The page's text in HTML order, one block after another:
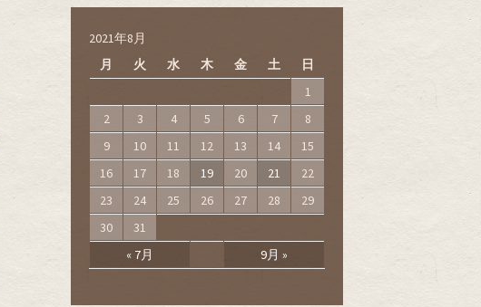
2021年8月
月
火 水 木 金 土 日
« 7月 9月 »
1
2
3 4 5 6 7
8
9
10 11 12 13 14
15
16
17 18 19 20 21
22
23
24 25 26 27 28
29
30
31